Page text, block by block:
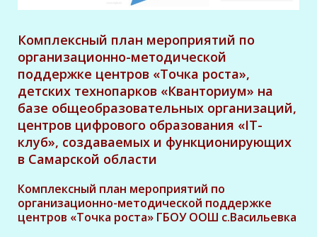
Комплексный план мероприятий по
организационно-методической
поддержке центров «Точка роста»,
детских технопарков «Кванториум» на
базе общеобразовательных организаций,
центров цифрового образования «IT-
клуб», создаваемых и функционирующих
в Самарской области
Комплексный план мероприятий по
организационно-методической поддержке
центров «Точка роста» ГБОУ ООШ с.Васильевка